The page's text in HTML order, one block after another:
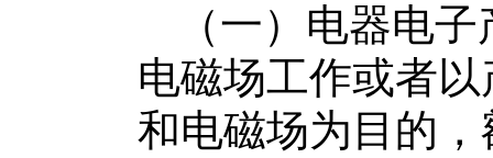
（一） 电器电子
电磁场工作或者
和电磁场为目的